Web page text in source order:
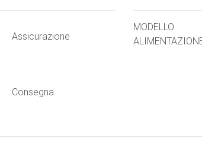
Assicurazione
Consegna
MODELLO